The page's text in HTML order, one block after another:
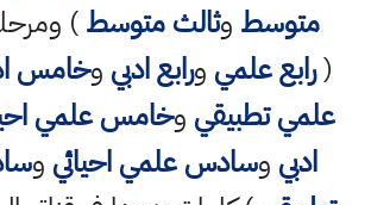
متوسط وثالث متوسط)
(رابع علمي ورابع ادبي وخامس
علمي تطبيقي وخامس علمي
ادبي وسادس علمي احيائي و